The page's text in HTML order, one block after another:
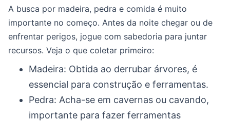
A busca por madeira, pedra e comida é muito
importante no começo. Antes da noite chegar ou de
enfrentar perigos, jogue com sabedoria para juntar
recursos. Veja o que coletar primeiro:
Madeira: Obtida ao derrubar árvores, é
essencial para construção e ferramentas.
Pedra: Acha-se em cavernas ou cavando,
importante para fazer ferramentas